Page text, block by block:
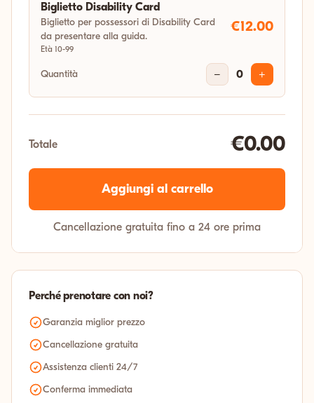
Biglietto Disability Card
Biglietto per possessori di Disability Card
da presentare alla guida.
Età 10-99
€12.00
Quantità − 0 +
Totale €0.00
Aggiungi al carrello
Cancellazione gratuita fino a 24 ore prima
Perché prenotare con noi?
Garanzia miglior prezzo
Cancellazione gratuita
Assistenza clienti 24/7
Conferma immediata